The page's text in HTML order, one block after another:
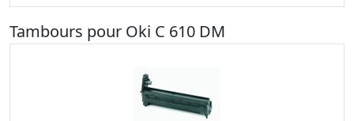
Tambours pour Oki C 610 DM